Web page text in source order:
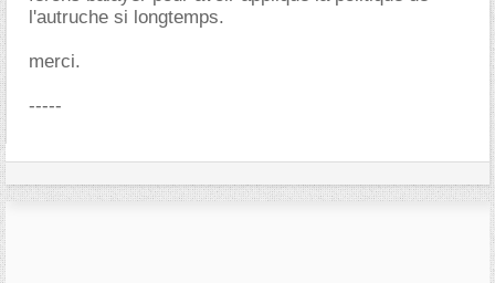
l'autruche si longtemps.
merci.
-----